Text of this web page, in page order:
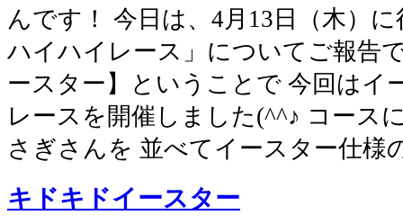
んです！ 今日は、4月13日（木）
ハイハイレース」についてご報告
ースター】ということで 今回はイ
レースを開催しました(^^♪ コース
さぎさんを 並べてイースター仕
キドキドイースター